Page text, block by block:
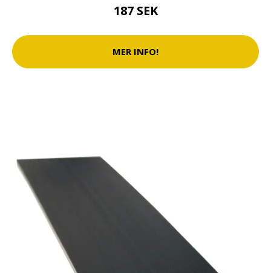
187 SEK
MER INFO!